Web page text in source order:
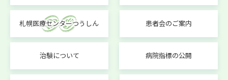
札幌医療センターつうしん 患者会のご案内
治験について 病院指標の公開